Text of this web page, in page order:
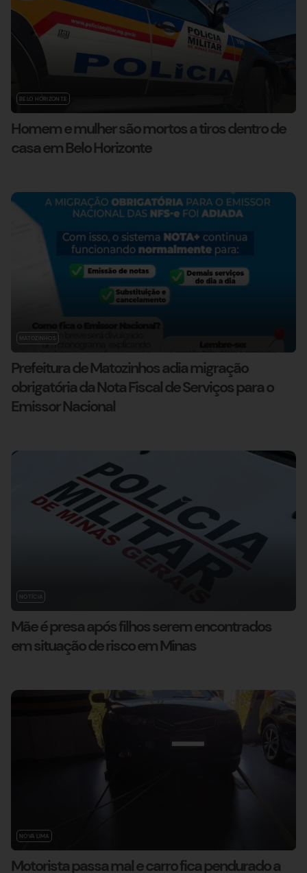
BELO HORIZONTE
Homem e mulher são mortos a tiros dentro de
casa em Belo Horizonte
MATOZINHOS
Prefeitura de Matozinhos adia migração
obrigatória da Nota Fiscal de Serviços para o
Emissor Nacional
NOTÍCIA
Mãe é presa após filhos serem encontrados
em situação de risco em Minas
NOVA LIMA
Motorista passa mal e carro fica pendurado a